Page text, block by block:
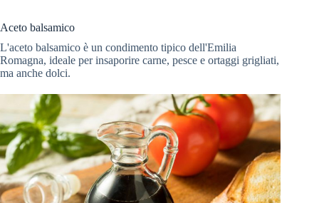
t
n
u
t
Aceto balsamico
L'aceto balsamico è un condimento tipico dell'Emilia
Romagna, ideale per insaporire carne, pesce e ortaggi grigliati,
ma anche dolci.